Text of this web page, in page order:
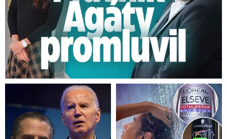
„Nemalé procento z nich, bez ohledu na jejich
socioekonomický status, vyrůstá v disfunkčních
potýkají se se zvýšeným výskytem
šikany, sexuálních narážek, zesměšňování a
dalších podobných fenoménů, které ještě